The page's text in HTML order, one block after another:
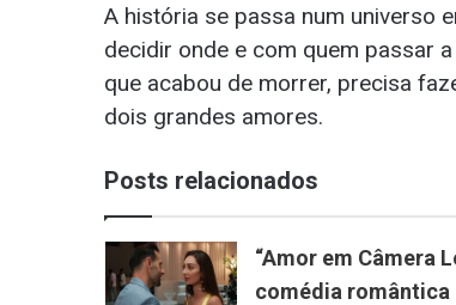
A história se passa num universo
decidir onde e com quem passar
que acabou de morrer, precisa
dois grandes amores.
Posts relacionados
“Amor em Câmera
comédia romântica